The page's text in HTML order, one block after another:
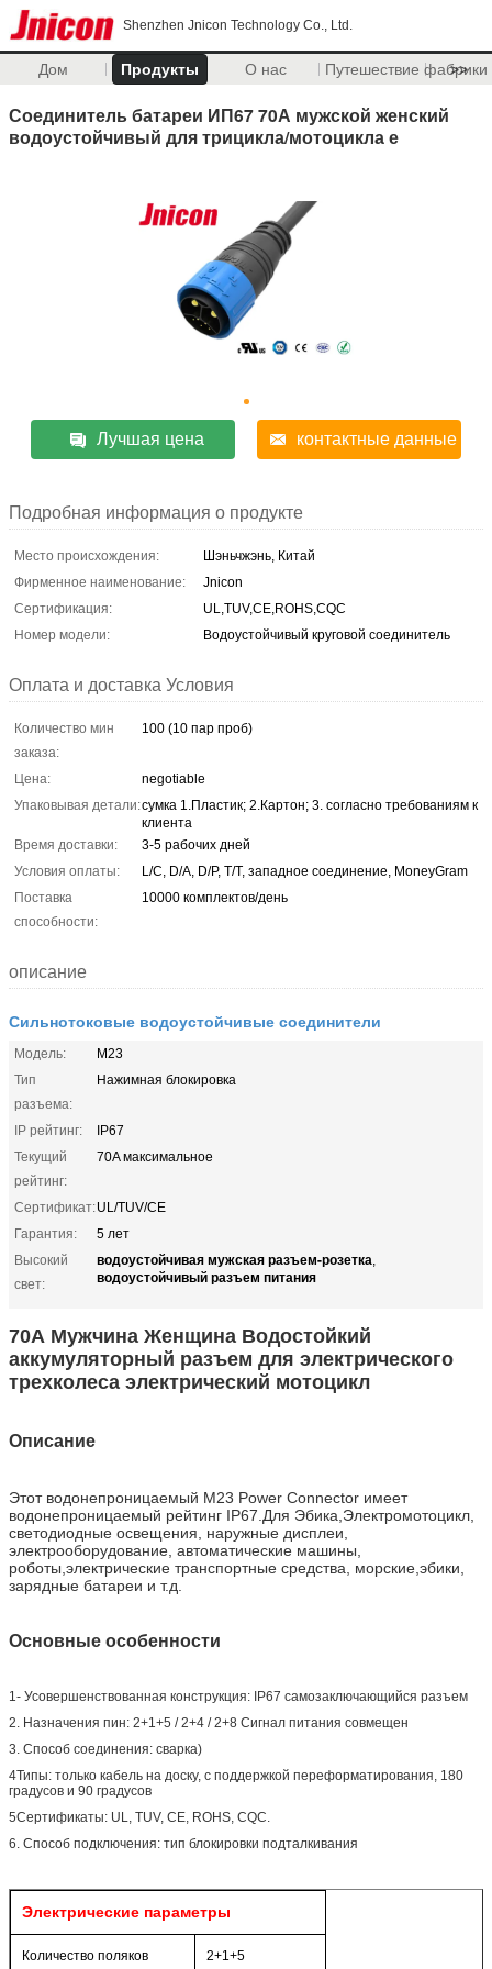
Shenzhen Jnicon Technology Co., Ltd.
Дом Продукты О нас Путешествие фабрики
>>
Соединитель батареи ИП67 70А мужской женский
водоустойчивый для трицикла/мотоцикла е
Лучшая цена контактные данные
Подробная информация о продукте
Место происхождения:
Шэньчжэнь, Китай
Фирменное наименование:
Jnicon
Сертификация:
UL,TUV,CE,ROHS,CQC
Номер модели:
Водоустойчивый круговой соединитель
Оплата и доставка Условия
Количество мин
заказа:
100 (10 пар проб)
Цена:
negotiable
Упаковывая детали:сумка 1.Пластик; 2.Картон; 3. согласно требованиям к
клиента
Время доставки:
3-5 рабочих дней
Условия оплаты:
L/C, D/A, D/P, T/T, западное соединение, MoneyGram
Поставка
способности:
10000 комплектов/день
описание
Сильнотоковые водоустойчивые соединители
Модель:
М23
Тип
разъема:
Нажимная блокировка
IP рейтинг:
IP67
Текущий
рейтинг:
70A максимальное
Сертификат:UL/TUV/CE
Гарантия:
5 лет
Высокий
свет:
водоустойчивая мужская разъем-розетка,
водоустойчивый разъем питания
70А Мужчина Женщина Водостойкий
аккумуляторный разъем для электрического
трехколеса электрический мотоцикл
Описание
Этот водонепроницаемый M23 Power Connector имеет
водонепроницаемый рейтинг IP67. Для Эбика, Электромотоцикл
светодиодные освещения, наружные дисплеи,
электрооборудование, автоматические машины,
роботы,электрические транспортные средства, морские,эбики,
зарядные батареи и т.д.
Основные особенности
1- Усовершенствованная конструкция: IP67 самозаключающийся разъем
2. Назначения пин: 2+1+5 / 2+4 / 2+8 Сигнал питания совмещен
3. Способ соединения: сварка)
4Типы: только кабель на доску, с поддержкой переформатирования, 180
градусов и 90 градусов
5Сертификаты: UL, TUV, CE, ROHS, CQC.
6. Способ подключения: тип блокировки подталкивания
Электрические параметры
Количество поляков 2+1+5